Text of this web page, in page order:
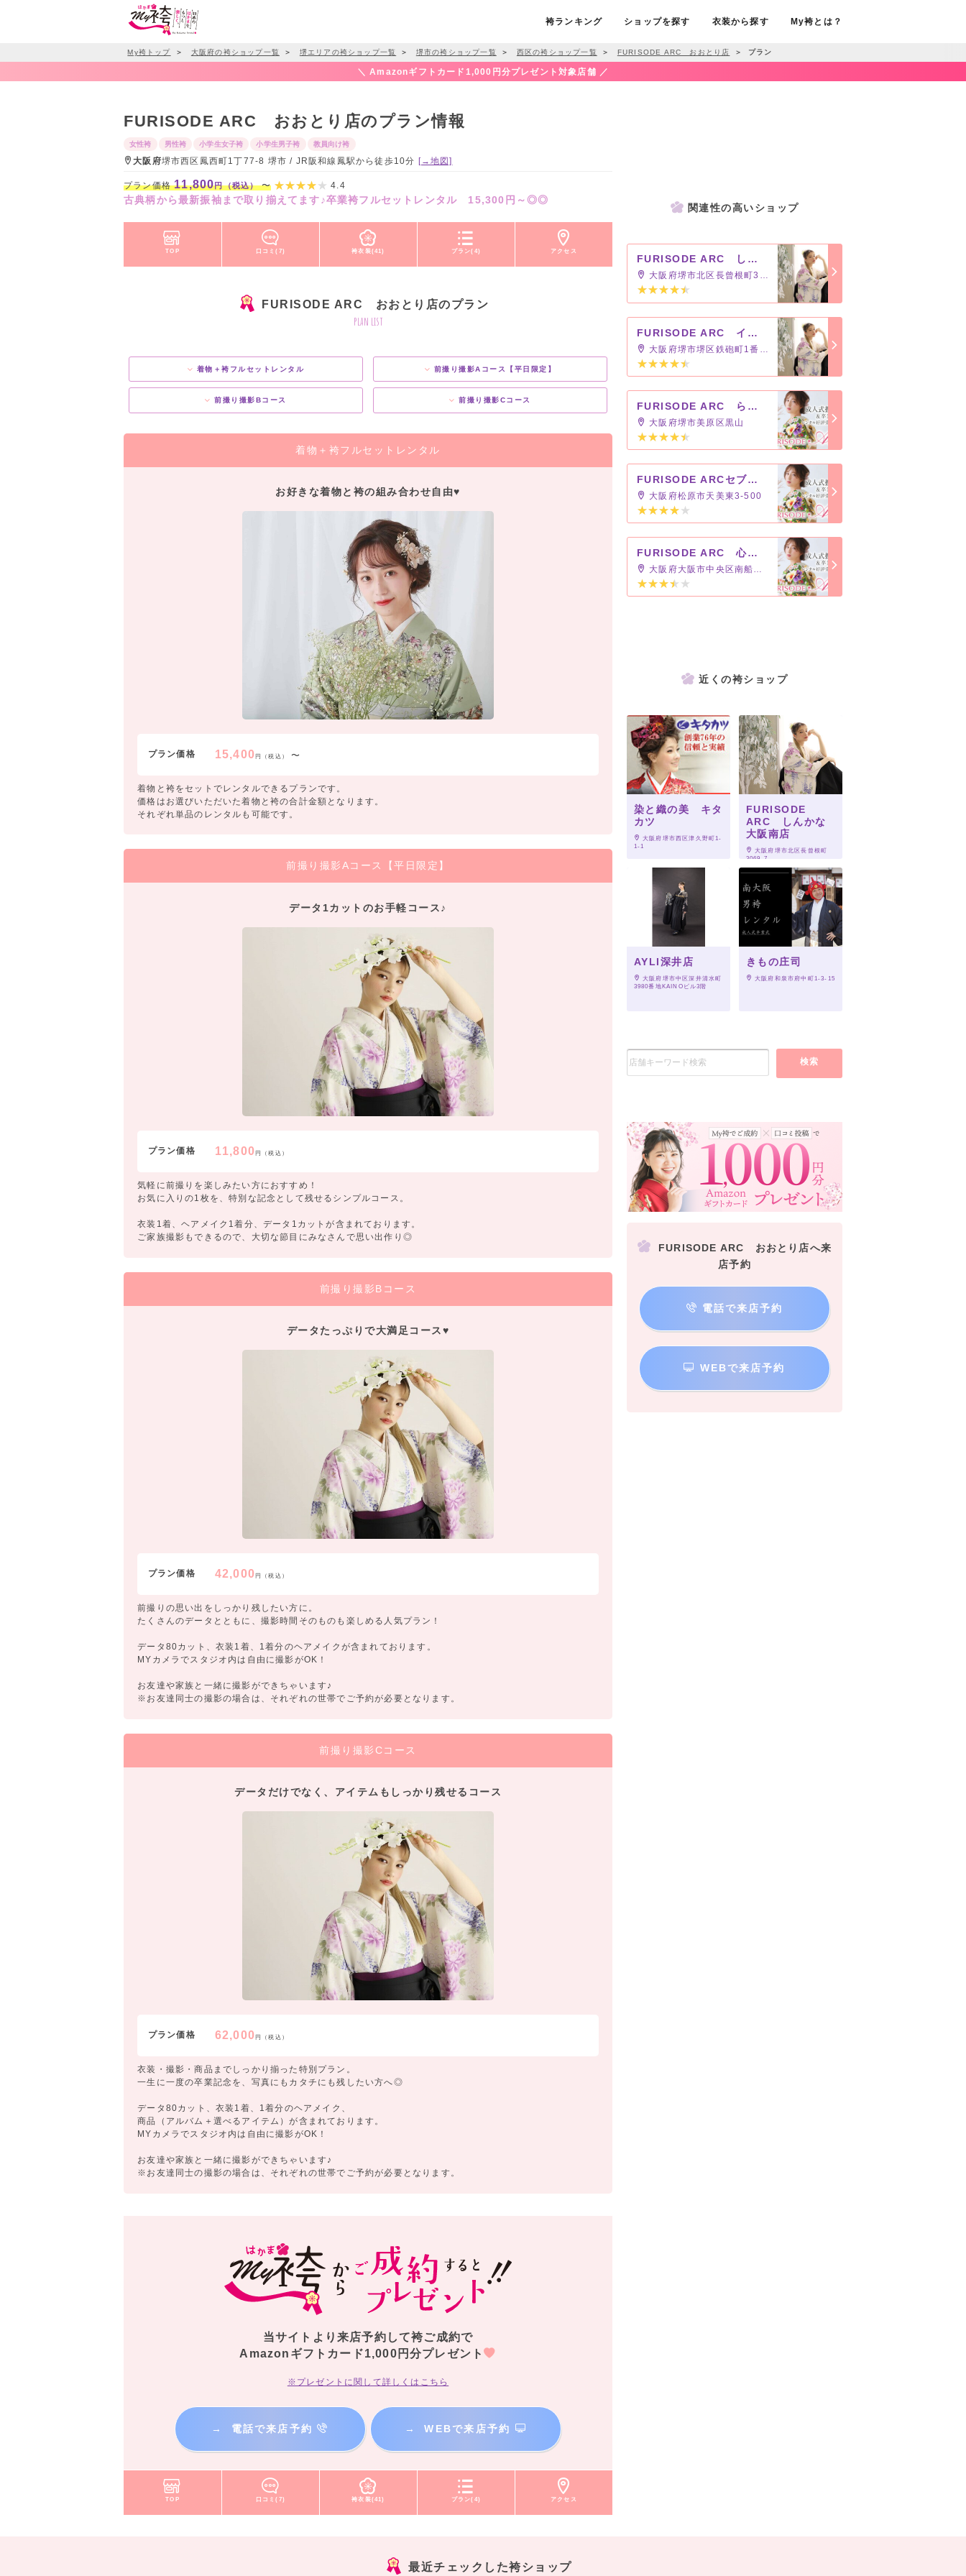
袴ランキング ショップを探す 衣装から探す My袴とは？
My袴トップ ＞ 大阪府の袴ショップ一覧 ＞ 堺エリアの袴ショップ一覧 ＞ 堺市の袴ショップ一覧 ＞ 西区の袴ショップ一覧 ＞ FURISODE ARC おおとり店 ＞ プラン
＼ Amazonギフトカード1,000円分プレゼント対象店舗 ／
FURISODE ARC おおとり店のプラン情報
女性袴 男性袴 小学生女子袴 小学生男子袴 教員向け袴
大阪府堺市西区鳳西町1丁77-8 堺市 / JR阪和線鳳駅から徒歩10分 [→地図]
プラン価格11,800円（税込）〜 4.4
古典柄から最新振袖まで取り揃えてます♪卒業袴フルセットレンタル 15,300円～◎◎
TOP 口コミ(7) 袴衣装(41) プラン(4) アクセス
FURISODE ARC おおとり店のプラン
plan list
着物＋袴フルセットレンタル 前撮り撮影Aコース【平日限定】
前撮り撮影Bコース 前撮り撮影Cコース
着物＋袴フルセットレンタル
お好きな着物と袴の組み合わせ自由♥
プラン価格 15,400 円（税込） 〜
着物と袴をセットでレンタルできるプランです。
価格はお選びいただいた着物と袴の合計金額となります。
それぞれ単品のレンタルも可能です。
前撮り撮影Aコース【平日限定】
データ1カットのお手軽コース♪
プラン価格 11,800 円（税込）
気軽に前撮りを楽しみたい方におすすめ！
お気に入りの1枚を、特別な記念として残せるシンプルコース。
衣装1着、ヘアメイク1着分、データ1カットが含まれております。
ご家族撮影もできるので、大切な節目にみなさんで思い出作り◎
前撮り撮影Bコース
データたっぷりで大満足コース♥
プラン価格 42,000 円（税込）
前撮りの思い出をしっかり残したい方に。
たくさんのデータとともに、撮影時間そのものも楽しめる人気プラン！
データ80カット、衣装1着、1着分のヘアメイクが含まれております。
MYカメラでスタジオ内は自由に撮影がOK！
お友達や家族と一緒に撮影ができちゃいます♪
※お友達同士の撮影の場合は、それぞれの世帯でご予約が必要となります。
前撮り撮影Cコース
データだけでなく、アイテムもしっかり残せるコース
プラン価格 62,000 円（税込）
衣装・撮影・商品までしっかり揃った特別プラン。
一生に一度の卒業記念を、写真にもカタチにも残したい方へ◎
データ80カット、衣装1着、1着分のヘアメイク、
商品（アルバム＋選べるアイテム）が含まれております。
MYカメラでスタジオ内は自由に撮影がOK！
お友達や家族と一緒に撮影ができちゃいます♪
※お友達同士の撮影の場合は、それぞれの世帯でご予約が必要となります。
当サイトより来店予約して袴ご成約で
Amazonギフトカード1,000円分プレゼント
※プレゼントに関して詳しくはこちら
→ 電話で来店予約 → WEBで来店予約
TOP 口コミ(7) 袴衣装(41) プラン(4) アクセス
関連性の高いショップ
FURISODE ARC しんかな大阪南店
大阪府堺市北区長曾根町3069-7
FURISODE ARC イオンモール堺鉄砲町店
大阪府堺市堺区鉄砲町1番地 2235-B
FURISODE ARC ららぽーと堺店
大阪府堺市美原区黒山
FURISODE ARCセブンパーク天美店
大阪府松原市天美東3-500
FURISODE ARC 心斎橋店
大阪府大阪市中央区南船場3-4-26
近くの袴ショップ
染と織の美 キタ
カツ
大阪府堺市西区津久野町1-
1-1
FURISODE
ARC しんかな
大阪南店
大阪府堺市北区長曾根町
3069-7
AYLI深井店
大阪府堺市中区深井清水町
3980番地KAINOビル3階
きもの庄司
大阪府和泉市府中町1-3-15
検索
FURISODE ARC おおとり店へ来
店予約
電話で来店予約
WEBで来店予約
最近チェックした袴ショップ